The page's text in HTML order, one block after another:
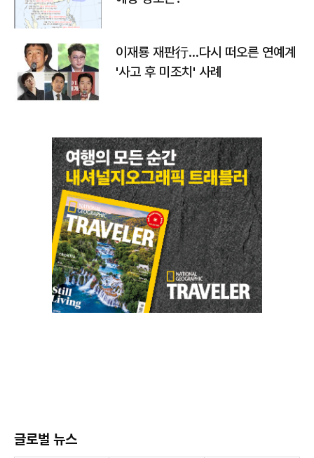
이재룡 재판行…다시 떠오른 연예계
'사고 후 미조치' 사례
글로벌 뉴스